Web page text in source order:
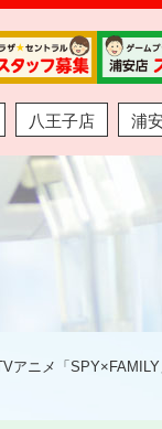
八王子店 浦
アニメ「